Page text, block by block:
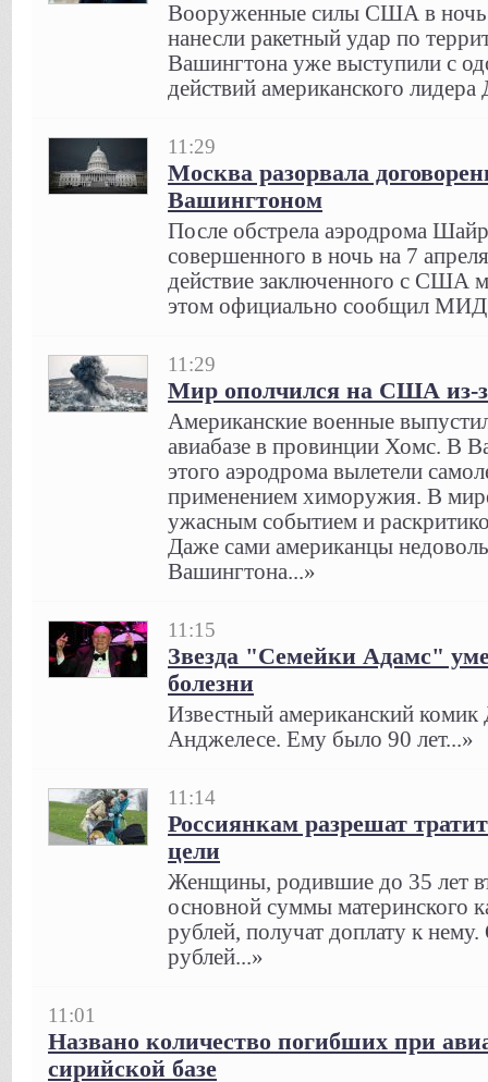
Вооруженные силы США в ночь
нанесли ракетный удар по
Вашингтона уже выступили с
действий американского
11:29
Москва разорвала
Вашингтоном
После обстрела аэродрома
совершенного в ночь на 7
действие заключенного с США
этом официально сообщил
11:29
Мир ополчился на США из-
Американские военные
авиабазе в провинции Хомс. В
этого аэродрома вылетели
применением химоружия. В
ужасным событием и
Даже сами американцы
Вашингтона...»
11:15
Звезда "Семейки Адамс"
болезни
Известный американский комик
Анджелесе. Ему было 90 лет...»
11:14
Россиянкам разрешат
цели
Женщины, родившие до 35 лет
основной суммы материнского
рублей, получат доплату к
рублей...»
11:01
Названо количество погибших при
сирийской базе